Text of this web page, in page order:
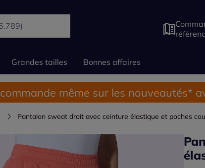
Grandes tailles Bonnes affaires
même sur les nouveautés*
Pantalon sweat droit avec ceinture élastique et poches